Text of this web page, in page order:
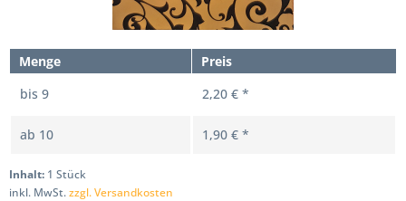
Menge
Preis
bis 9 2,20 € *
ab 10 1,90 € *
Inhalt: 1 Stück
inkl. MwSt.zzgl. Versandkosten